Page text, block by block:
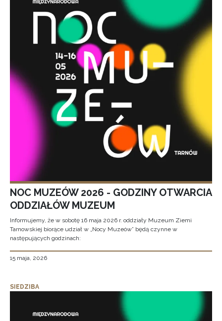
NOC MUZEÓW 2026 - GODZINY OTWARCIA
ODDZIAŁÓW MUZEUM
Informujemy, że w sobotę 16 maja 2026 r. oddziały Muzeum Ziemi
Tarnowskiej biorące udział w „Nocy Muzeów” będą czynne w
następujących godzinach:
15 maja, 2026
SIEDZIBA